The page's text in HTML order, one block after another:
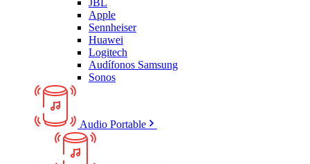
Apple
Sennheiser
Huawei
Logitech
Audífonos Samsung
Sonos
Audio Portable